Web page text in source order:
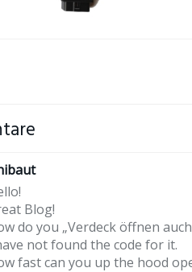
Blog!
do you „Verdeck öffnen
not found the code for it.
fast can you up the hood